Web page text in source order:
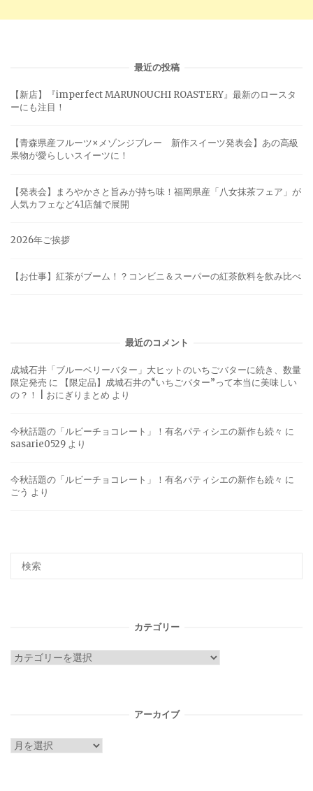
最近の投稿
【新店】『imperfect MARUNOUCHI ROASTERY』最新のロースタ
ーにも注目！
【青森県産フルーツ×メゾンジブレー 新作スイーツ発表会】あの高級
果物が愛らしいスイーツに！
【発表会】まろやかさと旨みが持ち味！福岡県産「八女抹茶フェア」が
人気カフェなど41店舗で展開
2026年ご挨拶
【お仕事】紅茶がブーム！？コンビニ＆スーパーの紅茶飲料を飲み比べ
最近のコメント
成城石井「ブルーベリーバター」大ヒットのいちごバターに続き、数量
限定発売 に
【限定品】成城石井の“いちごバター”って本当に美味しい
の？！ | おにぎりまとめ より
今秋話題の「ルビーチョコレート」！有名パティシエの新作も続々 に
sasarie0529 より
今秋話題の「ルビーチョコレート」！有名パティシエの新作も続々 に
ごう より
カテゴリー
カ
アーカイブ
ア